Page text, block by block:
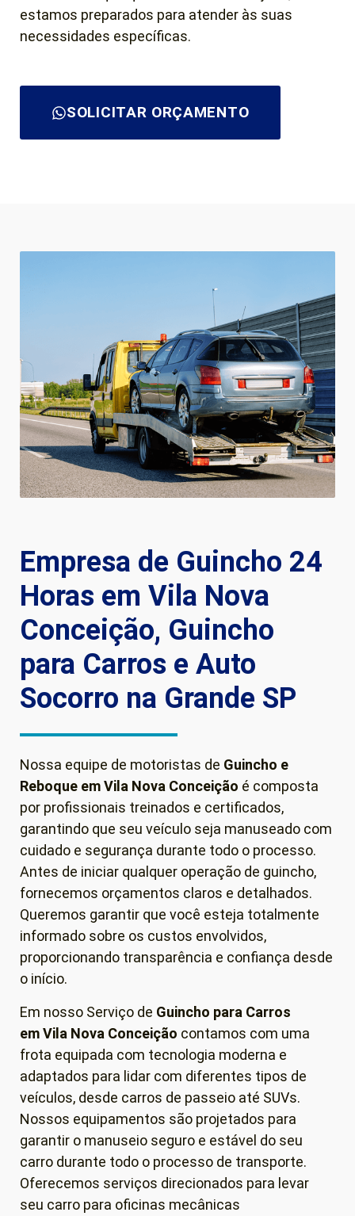
estamos preparados para atender às suas
necessidades específicas.
SOLICITAR ORÇAMENTO
Empresa de Guincho 24
Horas em Vila Nova
Conceição, Guincho
para Carros e Auto
Socorro na Grande SP
Nossa equipe de motoristas de Guincho e
Reboque emVila Nova Conceição é composta
por profissionais treinados e certificados,
garantindo que seu veículo seja manuseado com
cuidado e segurança durante todo o processo.
Antes de iniciar qualquer operação de guincho,
fornecemos orçamentos claros e detalhados.
Queremos garantir que você esteja totalmente
informado sobre os custos envolvidos,
proporcionando transparência e confiança desde
o início.
Em nosso Serviço de Guincho para Carros
emVila Nova Conceição contamos com uma
frota equipada com tecnologia moderna e
adaptados para lidar com diferentes tipos de
veículos, desde carros de passeio até SUVs.
Nossos equipamentos são projetados para
garantir o manuseio seguro e estável do seu
carro durante todo o processo de transporte.
Oferecemos serviços direcionados para levar
seu carro para oficinas mecânicas